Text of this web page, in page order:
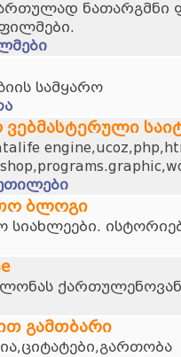
ნათარგმნი
სამყარო
ვებმასტერული
ბლოგი
სიახლეები.
გამთბარი